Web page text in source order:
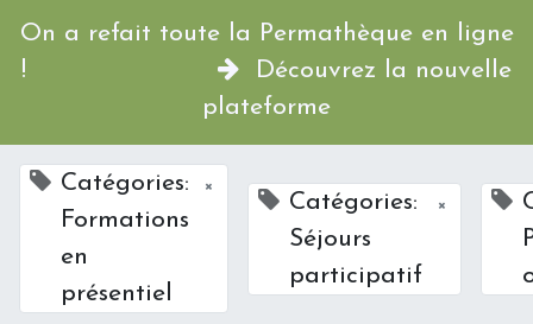
On a refait toute la Permathèque en ligne
!
Découvrez la nouvelle
plateforme
Catégories:
Formations
en
présentiel
×
Catégories:
Séjours
participatif
×